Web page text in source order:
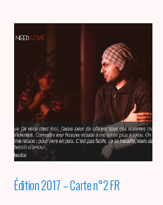
Édition 2017 – Carte n°2 FR